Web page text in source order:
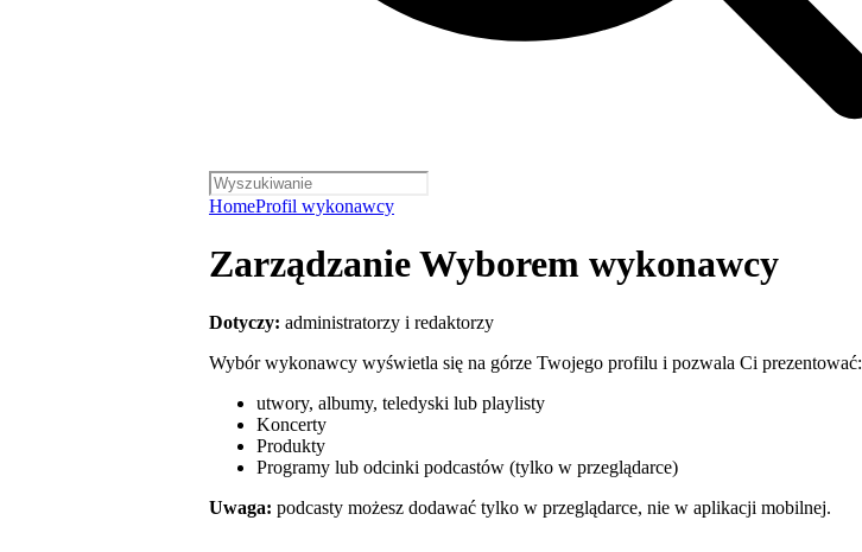
HomeProfil wykonawcy
Zarządzanie Wyborem wykonawcy
Dotyczy: administratorzy i redaktorzy
Wybór wykonawcy wyświetla się na górze Twojego profilu i pozwala Ci prezentować:
utwory, albumy, teledyski lub playlisty
Koncerty
Produkty
Programy lub odcinki podcastów (tylko w przeglądarce)
Uwaga: podcasty możesz dodawać tylko w przeglądarce, nie w aplikacji mobilnej.